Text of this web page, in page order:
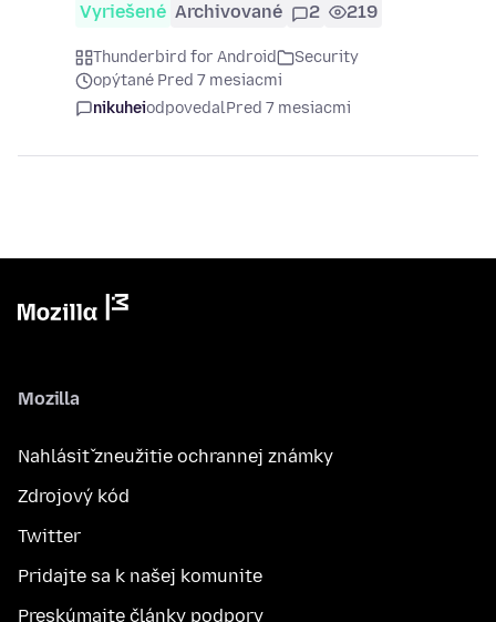
Vyriešené Archivované 2 219
Thunderbird for Android
Security
opýtané Pred 7 mesiacmi
nikuheiodpovedalPred 7 mesiacmi
Mozilla
Nahlásiť zneužitie ochrannej známky
Zdrojový kód
Twitter
Pridajte sa k našej komunite
Preskúmajte články podpory